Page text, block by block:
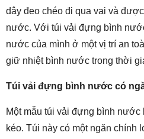
dây đeo chéo đi qua vai và
nước. Với túi vải đựng bình
nước của mình ở một vị trí an
giữ nhiệt bình nước trong thời
Túi vải đựng bình nước có
Một mẫu túi vải đựng bình nước
kéo. Túi này có một ngăn